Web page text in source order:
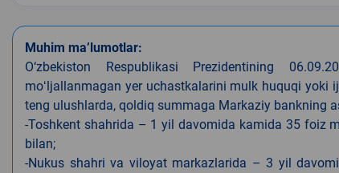
Muhim ma’lumotlar:
O‘zbekiston Respublikasi Prezidentining
moʻljallanmagan yer uchastkalarini mulk huquqi
teng ulushlarda, qoldiq summaga Markaziy bankning
-Toshkent shahrida – 1 yil davomida kamida 35 foiz
bilan;
-Nukus shahri va viloyat markazlarida – 3 yil